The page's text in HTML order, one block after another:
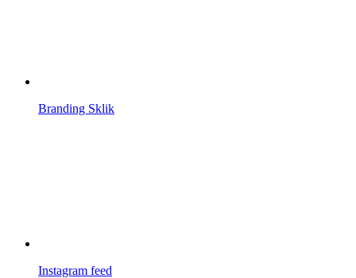
Branding Sklik
Instagram feed